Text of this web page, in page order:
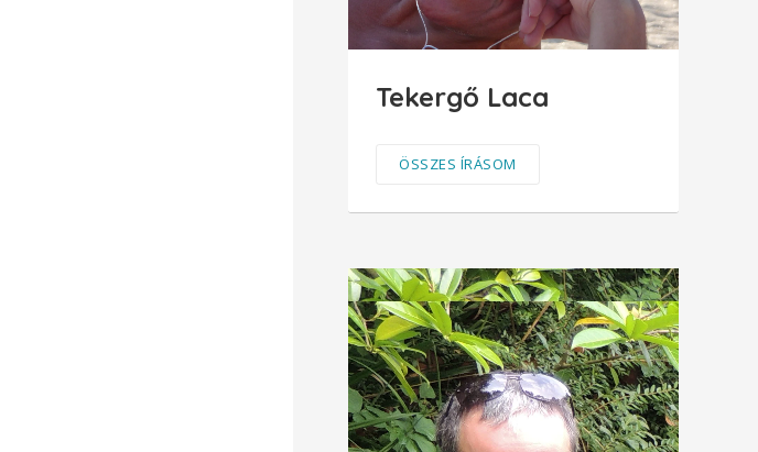
Tekergő Laca
ÖSSZES ÍRÁSOM